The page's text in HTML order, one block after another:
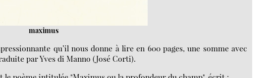
maximus
qu’il nous donne à lire en 600 pages, une somme avec
par Yves di Manno (José Corti).